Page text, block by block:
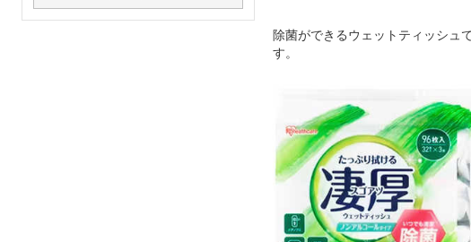
除菌ができるウェットティッシュ
す。